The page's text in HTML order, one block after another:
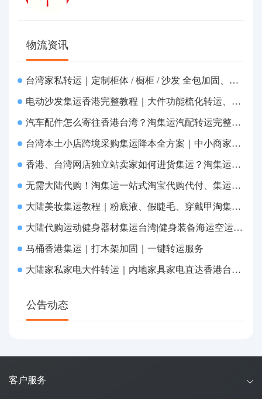
物流资讯
台湾家私转运｜定制柜体 / 橱柜 / 沙发 全包加固、清关包税、送货到府
电动沙发集运香港完整教程｜大件功能梳化转运、打包清关上门派送
汽车配件怎么寄往香港台湾？淘集运汽配转运完整教程
台湾本土小店跨境采购集运降本全方案｜中小商家跨境物流优化攻略
香港、台湾网店独立站卖家如何进货集运？淘集运一站式采购转运方案
无需大陆代购！淘集运一站式淘宝代购代付、集运转运直达台湾
大陆美妆集运教程｜粉底液、假睫毛、穿戴甲淘集运香港台湾转运&台湾代购完整指南
大陆代购运动健身器材集运台湾|健身装备海运空运直送、送货到府
马桶香港集运｜打木架加固｜一键转运服务
大陆家私家电大件转运｜内地家具家电直达香港台湾送货上府
公告动态
客户服务